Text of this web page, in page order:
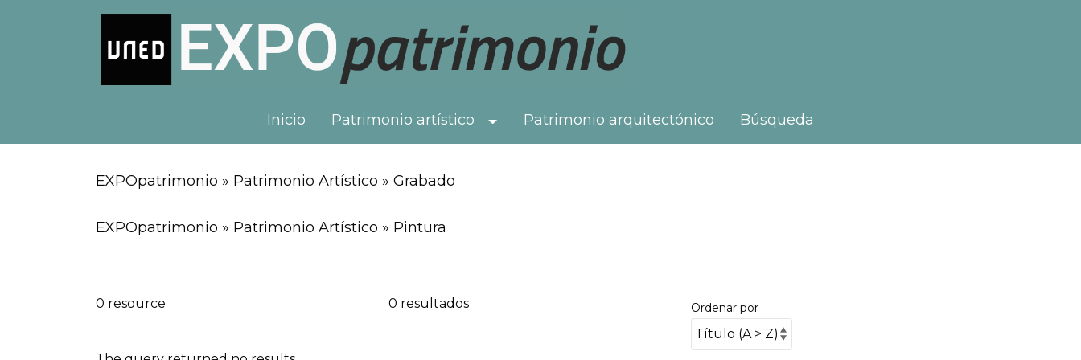
Inicio Patrimonio artístico Toggle Dropdown
Patrimonio arquitectónico Búsqueda
EXPOpatrimonio » Patrimonio Artístico » Grabado
EXPOpatrimonio » Patrimonio Artístico » Pintura
0 resource 0 resultados Ordenar por